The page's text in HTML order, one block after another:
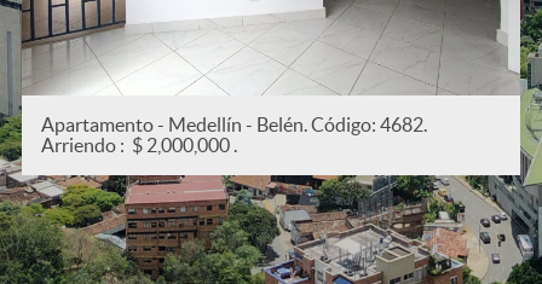
Apartamento - Medellín - San Joaquín. Código:
Arriendo : $ 2,200,000 .